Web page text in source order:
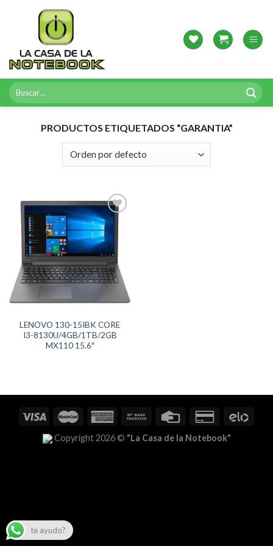
Buscar
por:
PRODUCTOS ETIQUETADOS “GARANTIA”
Agregar
Favoritos
LENOVO 130-15IBK CORE
I3-8130U/4GB/1TB/2GB
MX110 15.6″
Copyright 2026 © "La Casa de la Notebook"
te ayudo?